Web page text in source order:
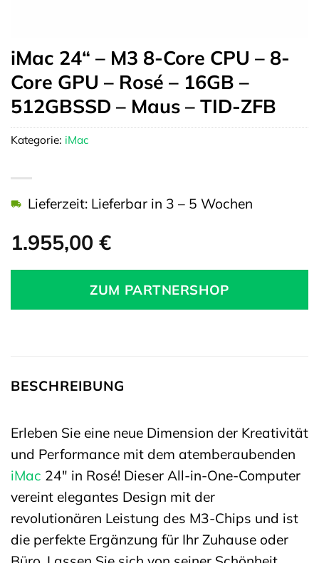
iMac 24“ – M3 8-Core CPU – 8-
Core GPU – Rosé – 16GB –
512GBSSD – Maus – TID-ZFB
1.955,00 €
Lieferzeit: Lieferbar in 3 – 5 Wochen
ZUM PARTNERSHOP
Kategorie: iMac
BESCHREIBUNG
Erleben Sie eine neue Dimension der Kreativität
und Performance mit dem atemberaubenden
iMac 24″ in Rosé! Dieser All-in-One-Computer
vereint elegantes Design mit der
revolutionären Leistung des M3-Chips und ist
die perfekte Ergänzung für Ihr Zuhause oder